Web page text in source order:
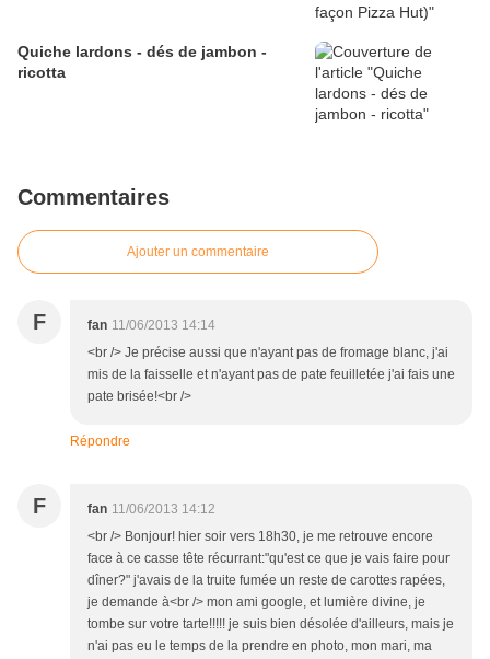
Quiche lardons - dés de jambon -
ricotta
Commentaires
Ajouter un commentaire
F fan 11/06/2013 14:14
<br /> Je précise aussi que n'ayant pas de fromage blanc, j'ai
mis de la faisselle et n'ayant pas de pate feuilletée j'ai fais une
pate brisée!<br />
Répondre
F fan 11/06/2013 14:12
<br /> Bonjour! hier soir vers 18h30, je me retrouve encore
face à ce casse tête récurrant:"qu'est ce que je vais faire pour
dîner?" j'avais de la truite fumée un reste de carottes rapées,
je demande à<br /> mon ami google, et lumière divine, je
tombe sur votre tarte!!!!! je suis bien désolée d'ailleurs, mais je
n'ai pas eu le temps de la prendre en photo, mon mari, ma